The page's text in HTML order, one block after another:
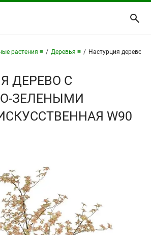
растения ≡ / Деревья ≡ / Настурция дерево с
ДЕРЕВО С
ЗЕЛЕНЫМИ
W90